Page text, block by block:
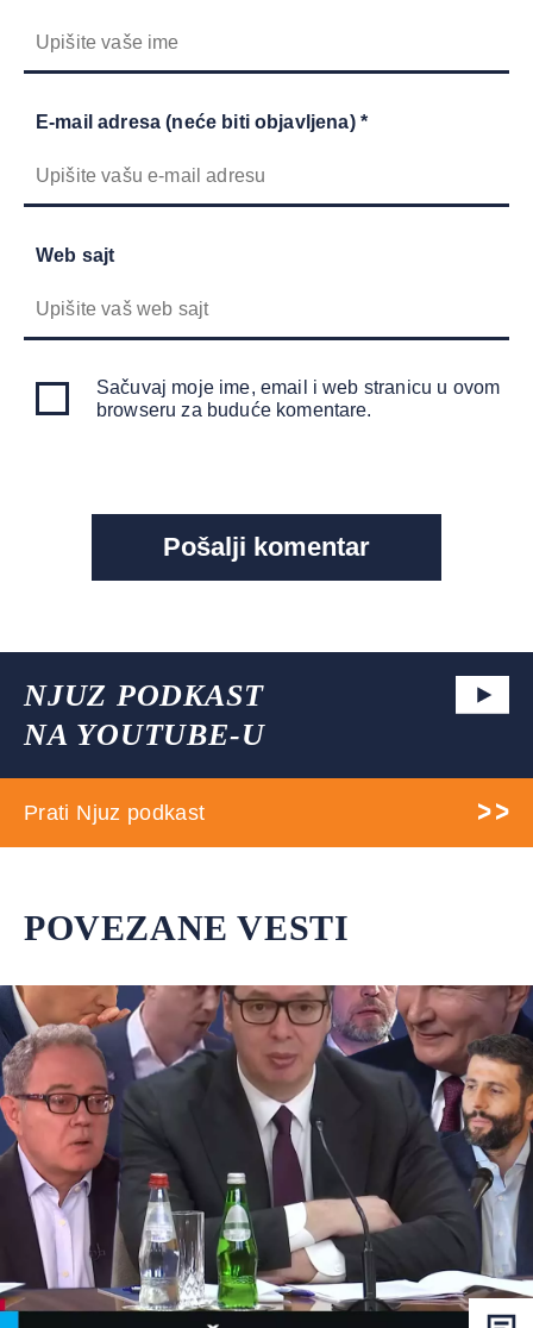
E-mail adresa (neće biti objavljena) *
Web sajt
Sačuvaj moje ime, email i web stranicu u ovom
browseru za buduće komentare.
NJUZ PODKAST
NA YOUTUBE-U
Prati Njuz podkast
POVEZANE VESTI